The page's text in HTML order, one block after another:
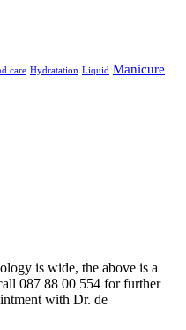
care Hydratation Liquid Manicure
is wide, the above is a
087 88 00 554 for further
with Dr. de